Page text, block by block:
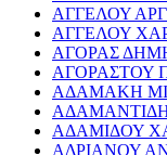
ΑΓΓΕΛΟΥ
ΑΓΓΕΛΟΥ
ΑΓΟΡΑΣ
ΑΓΟΡΑΣΤΟΥ
ΑΔΑΜΑΚΗ
ΑΔΑΜΙΔΟΥ
ΑΔΡΙΑΝΟΥ